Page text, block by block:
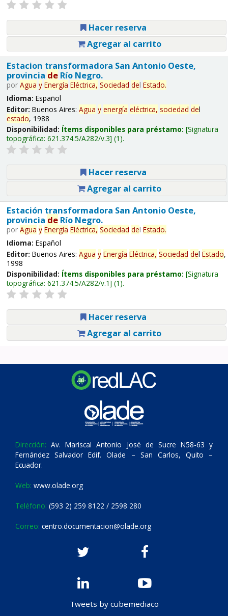
Hacer reserva
Agregar al carrito
Estacion transformadora San Antonio Oeste,
provincia deRío Negro.
por Agua y Energía Eléctrica, Sociedad del Estado.
Idioma: Español
Editor: Buenos Aires: Agua y energía eléctrica, sociedad del
estado, 1988
Disponibilidad: Ítems disponibles para préstamo: Signatura
topográfica: 621.374.5/A282/v.3 (1).
Hacer reserva
Agregar al carrito
Estación transformadora San Antonio Oeste,
provincia deRío Negro.
por Agua y Energía Eléctrica, Sociedad del Estado.
Idioma: Español
Editor: Buenos Aires: Agua y Energía Eléctrica, Sociedad del Estado,
1998
Disponibilidad: Ítems disponibles para préstamo: Signatura
topográfica: 621.374.5/A282/v.1 (1).
Hacer reserva
Agregar al carrito
Dirección: Av. Mariscal Antonio José de Sucre N58-63 y
Fernández Salvador Edif. Olade – San Carlos, Quito –
Ecuador.
Web: www.olade.org
Teléfono: (593 2) 259 8122 / 2598 280
Correo: centro.documentacion@olade.org
Tweets by cubemediaco